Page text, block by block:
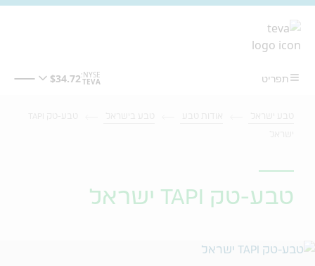
טבע-טק TAPI ישראל